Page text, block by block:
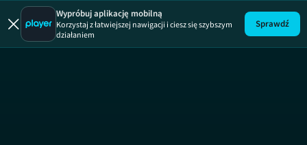
Uwaga!
Wypróbuj aplikację mobilną
Korzystaj z łatwiejszej nawigacji i ciesz się szybszym
działaniem
Sprawdź